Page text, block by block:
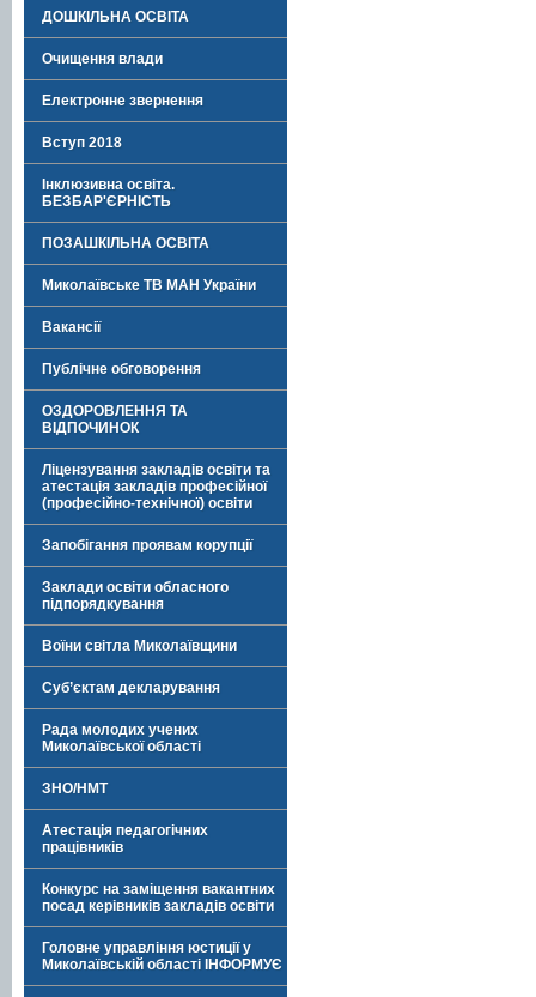
ДОШКІЛЬНА ОСВІТА
Очищення влади
Електронне звернення
Вступ 2018
Інклюзивна освіта.
БЕЗБАР'ЄРНІСТЬ
ПОЗАШКІЛЬНА ОСВІТА
Миколаївське ТВ МАН України
Вакансії
Публічне обговорення
ОЗДОРОВЛЕННЯ ТА
ВІДПОЧИНОК
Ліцензування закладів освіти та
атестація закладів професійної
(професійно-технічної) освіти
Запобігання проявам корупції
Заклади освіти обласного
підпорядкування
Воїни світла Миколаївщини
Суб’єктам декларування
Рада молодих учених
Миколаївської області
ЗНО/НМТ
Атестація педагогічних
працівників
Конкурс на заміщення вакантних
посад керівників закладів освіти
Головне управління юстиції у
Миколаївській області ІНФОРМУЄ